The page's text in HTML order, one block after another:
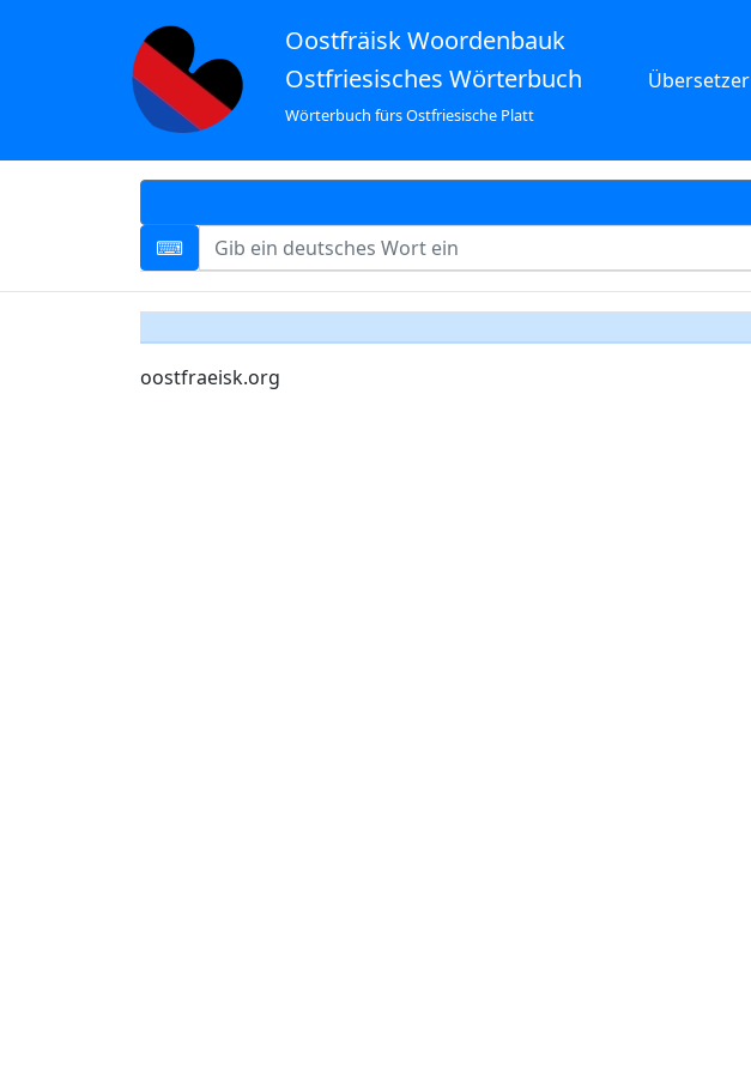
Oostfräisk Woordenbauk
Ostfriesisches Wörterbuch
Wörterbuch fürs Ostfriesische Platt
Übersetzer
oostfraeisk.org